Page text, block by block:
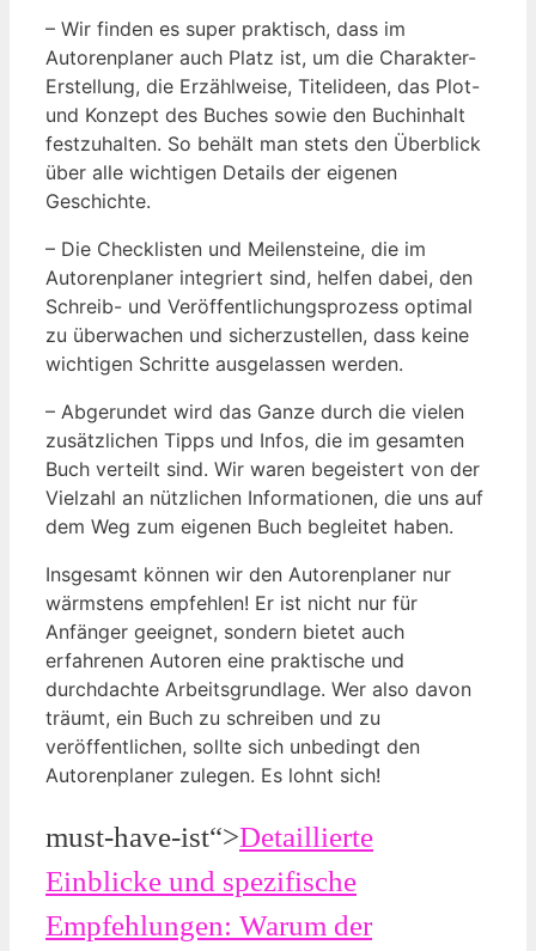
– Wir finden es super praktisch, dass im
Autorenplaner auch Platz ist, um die Charakter-
Erstellung, die Erzählweise, Titelideen, das Plot-
und Konzept des Buches sowie den Buchinhalt
festzuhalten. So behält man stets den Überblick
über alle wichtigen Details der eigenen
Geschichte.
– Die Checklisten und Meilensteine, die im
Autorenplaner integriert sind, helfen dabei, den
Schreib- und Veröffentlichungsprozess optimal
zu überwachen und sicherzustellen, dass keine
wichtigen Schritte ausgelassen werden.
– Abgerundet wird das Ganze durch die vielen
zusätzlichen Tipps und Infos, die im gesamten
Buch verteilt sind. Wir waren begeistert von der
Vielzahl an nützlichen Informationen, die uns auf
dem Weg zum eigenen Buch begleitet haben.
Insgesamt können wir den Autorenplaner nur
wärmstens empfehlen! Er ist nicht nur für
Anfänger geeignet, sondern bietet auch
erfahrenen Autoren eine praktische und
durchdachte Arbeitsgrundlage. Wer also davon
träumt, ein Buch zu schreiben und zu
veröffentlichen, sollte sich unbedingt den
Autorenplaner zulegen. Es lohnt sich!
must-have-ist“>Detaillierte
Einblicke und spezifische
Empfehlungen: Warum der